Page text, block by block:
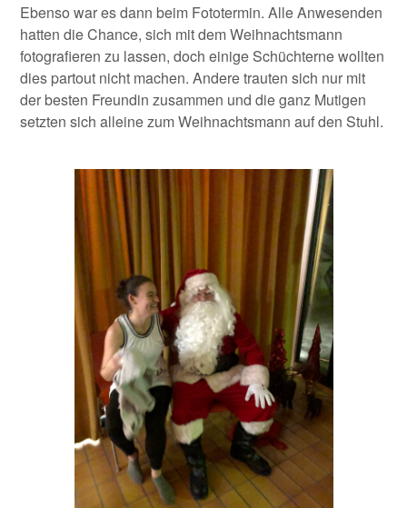
Ebenso war es dann beim Fototermin. Alle Anwesenden
hatten die Chance, sich mit dem Weihnachtsmann
fotografieren zu lassen, doch einige Schüchterne wollten
dies partout nicht machen. Andere trauten sich nur mit
der besten Freundin zusammen und die ganz Mutigen
setzten sich alleine zum Weihnachtsmann auf den Stuhl.